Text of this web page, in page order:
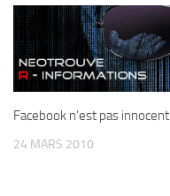
Facebook n’est pas innocent
24 MARS 2010